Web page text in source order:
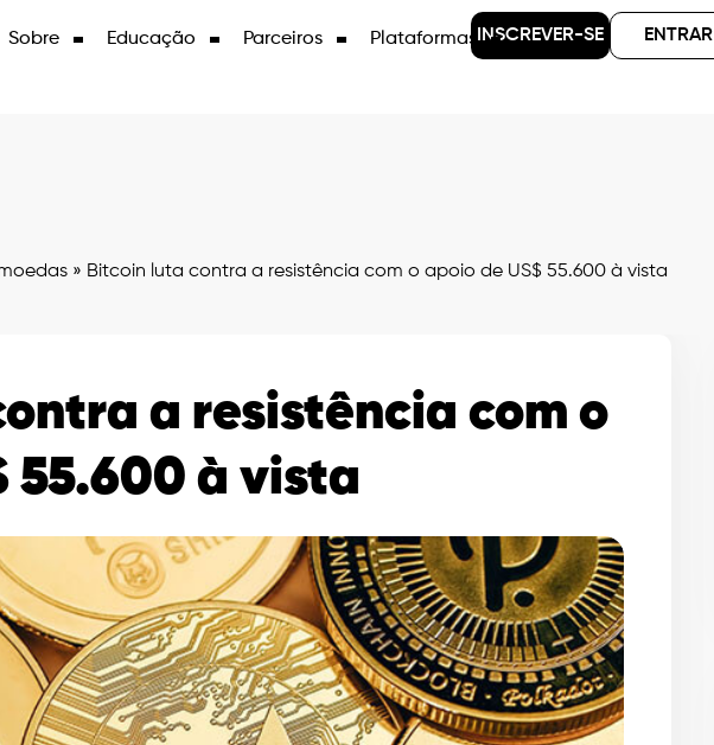
Sobre Educação Parceiros Plataformas INSCREVER-SE ENTRAR
» Bitcoin luta contra a resistência com o apoio de US$ 55.600 à vista
a resistência com o
55.600 à vista